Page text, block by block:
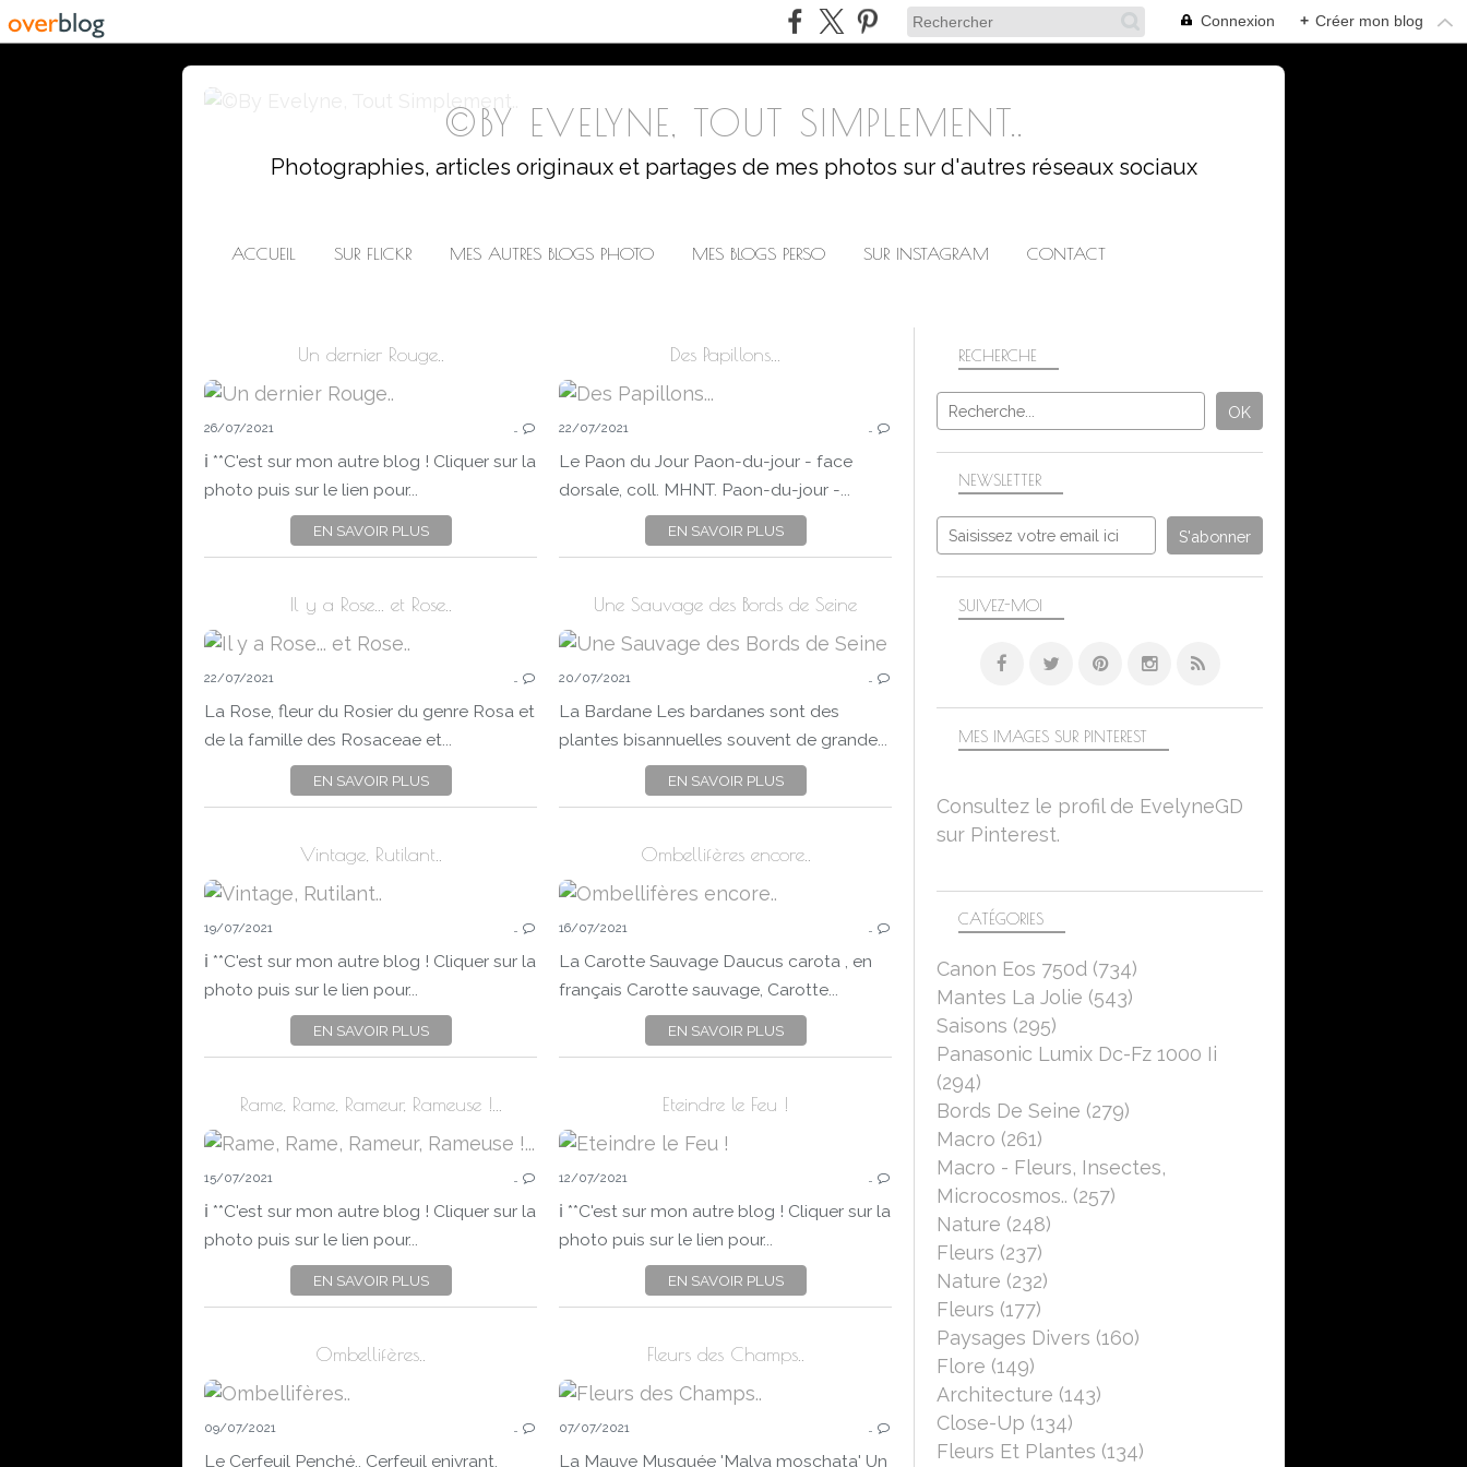
Connexion + Créer mon blog
©BY EVELYNE, TOUT SIMPLEMENT..
Photographies, articles originaux et partages de mes photos sur d'autres réseaux sociaux
ACCUEIL SUR FLICKR MES AUTRES BLOGS PHOTO MES BLOGS PERSO SUR INSTAGRAM CONTACT
Un dernier Rouge..
26/07/2021 …
ℹ️ **C'est sur mon autre blog ! Cliquer sur la
photo puis sur le lien pour...
EN SAVOIR PLUS
Des Papillons...
INSECTES
NATURE
MACRO
22/07/2021 …
Le Paon du Jour Paon-du-jour - face
dorsale, coll. MHNT. Paon-du-jour -...
EN SAVOIR PLUS
Il y a Rose... et Rose..
FLEURS
BORDS DE SEINE
PAYSAGES
CANON EOS 750D
22/07/2021 …
La Rose, fleur du Rosier du genre Rosa et
de la famille des Rosaceae et...
EN SAVOIR PLUS
Une Sauvage des Bords de Seine
FLEURS ET PLANTES
BORDS DE SEINE
CANON EOS 750D
20/07/2021 …
La Bardane Les bardanes sont des
plantes bisannuelles souvent de grande...
EN SAVOIR PLUS
Vintage, Rutilant..
19/07/2021 …
ℹ️ **C'est sur mon autre blog ! Cliquer sur la
photo puis sur le lien pour...
EN SAVOIR PLUS
Ombellifères encore..
CANON EOS 750D
16/07/2021 …
La Carotte Sauvage Daucus carota , en
français Carotte sauvage, Carotte...
EN SAVOIR PLUS
Rame, Rame, Rameur, Rameuse !...
15/07/2021 …
ℹ️ **C'est sur mon autre blog ! Cliquer sur la
photo puis sur le lien pour...
EN SAVOIR PLUS
Eteindre le Feu !
12/07/2021 …
ℹ️ **C'est sur mon autre blog ! Cliquer sur la
photo puis sur le lien pour...
EN SAVOIR PLUS
Ombellifères..
NATURE
09/07/2021 …
Le Cerfeuil Penché.. Cerfeuil enivrant,
Fleurs des Champs..
07/07/2021 …
La Mauve Musquée 'Malva moschata' Un
NEWSLETTER
SUIVEZ-MOI
RECHERCHE
CATÉGORIES
Canon Eos 750d (734)
Mantes La Jolie (543)
Saisons (295)
Panasonic Lumix Dc-Fz 1000 Ii
(294)
Bords De Seine (279)
Macro (261)
Macro - Fleurs, Insectes,
Microcosmos.. (257)
Nature (248)
Fleurs (237)
Nature (232)
Fleurs (177)
Paysages Divers (160)
Flore (149)
Architecture (143)
Close-Up (134)
Fleurs Et Plantes (134)
MES IMAGES SUR PINTEREST
Consultez le profil de EvelyneGD
sur Pinterest.